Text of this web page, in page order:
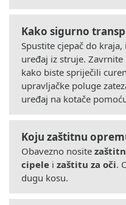
Kako sigurno
Spustite cjepač do
uređaj iz struje.
kako biste spriječili
upravljačke poluge
uređaj na kotače
Koju zaštitnu
Obavezno nosite
cipele i zaštitu za oči.
dugu kosu.